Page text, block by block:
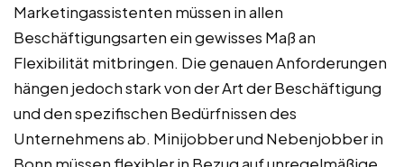
Marketingassistenten müssen in allen
Beschäftigungsarten ein gewisses Maß an
Flexibilität mitbringen. Die genauen Anforderungen
hängen jedoch stark von der Art der Beschäftigung
und den spezifischen Bedürfnissen des
Unternehmens ab. Minijobber und Nebenjobber in